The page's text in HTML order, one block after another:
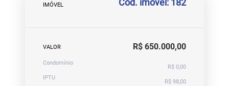
IMÓVEL Cód. imóvel: 182
VALOR R$ 650.000,00
Condomínio
R$ 0,00
IPTU
R$ 98,00